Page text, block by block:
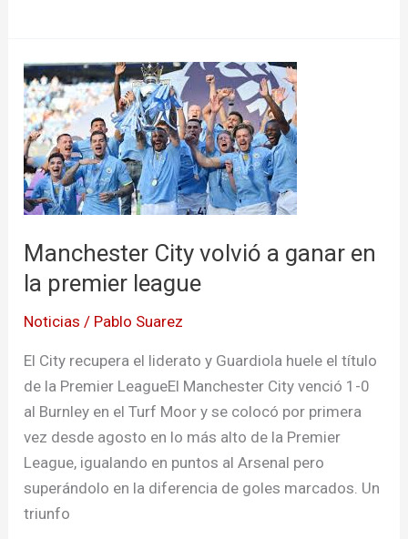
Manchester City volvió a ganar en
la premier league
Noticias / Pablo Suarez
El City recupera el liderato y Guardiola huele el título
de la Premier LeagueEl Manchester City venció 1-0
al Burnley en el Turf Moor y se colocó por primera
vez desde agosto en lo más alto de la Premier
League, igualando en puntos al Arsenal pero
superándolo en la diferencia de goles marcados. Un
triunfo
Manchester
City
volvió
a
ganar
en
premier
league